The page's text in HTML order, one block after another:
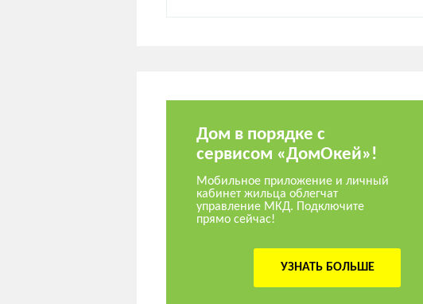
Дом в порядке с
сервисом «ДомОкей»!
Мобильное приложение и личный
кабинет жильца облегчат
управление МКД. Подключите
прямо сейчас!
УЗНАТЬ БОЛЬШЕ